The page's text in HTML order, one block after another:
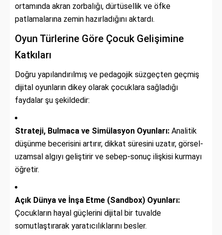
ortamında akran zorbalığı, dürtüsellik ve öfke
patlamalarına zemin hazırladığını aktardı.
Oyun Türlerine Göre Çocuk Gelişimine
Katkıları
Doğru yapılandırılmış ve pedagojik süzgeçten geçmiş
dijital oyunların dikey olarak çocuklara sağladığı
faydalar şu şekildedir:
Strateji, Bulmaca ve Simülasyon Oyunları: Analitik
düşünme becerisini artırır, dikkat süresini uzatır, görsel-
uzamsal algıyı geliştirir ve sebep-sonuç ilişkisi kurmayı
öğretir.
Açık Dünya ve İnşa Etme (Sandbox) Oyunları:
Çocukların hayal güçlerini dijital bir tuvalde
somutlaştırarak yaratıcılıklarını besler.